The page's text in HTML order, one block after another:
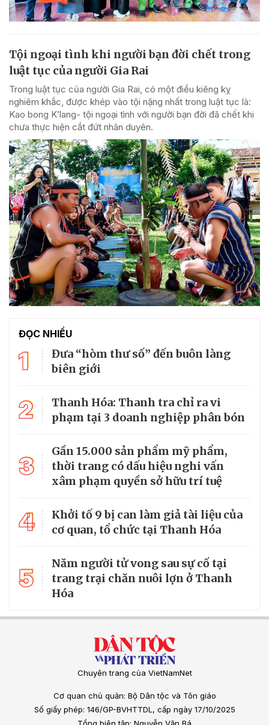
Tội ngoại tình khi người bạn đời chết trong
luật tục của người Gia Rai
Trong luật tục của người Gia Rai, có một điều kiêng kỵ
nghiêm khắc, được khép vào tội nặng nhất trong luật tục là:
Kao bong K’lang- tội ngoại tình với người bạn đời đã chết khi
chưa thực hiện cắt đứt nhân duyên.
ĐỌC NHIỀU
1
Đưa “hòm thư số” đến buôn làng
biên giới
2
Thanh Hóa: Thanh tra chỉ ra vi
phạm tại 3 doanh nghiệp phân bón
3
Gần 15.000 sản phẩm mỹ phẩm,
thời trang có dấu hiệu nghi vấn
xâm phạm quyền sở hữu trí tuệ
4
Khởi tố 9 bị can làm giả tài liệu của
cơ quan, tổ chức tại Thanh Hóa
5
Năm người tử vong sau sự cố tại
trang trại chăn nuôi lợn ở Thanh
Hóa
Chuyên trang của VietNamNet
Cơ quan chủ quản: Bộ Dân tộc và Tôn giáo
Số giấy phép: 146/GP-BVHTTDL, cấp ngày 17/10/2025